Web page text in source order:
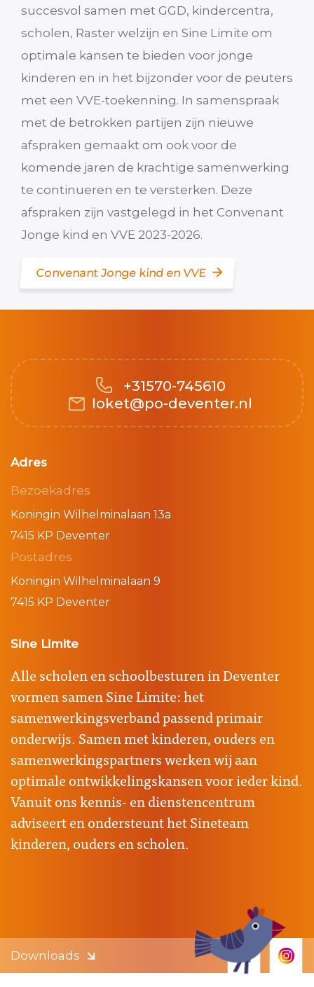
succesvol samen met GGD, kindercentra,
scholen, Raster welzijn en Sine Limite om
optimale kansen te bieden voor jonge
kinderen en in het bijzonder voor de peuters
met een VVE-toekenning. In samenspraak
met de betrokken partijen zijn nieuwe
afspraken gemaakt om ook voor de
komende jaren de krachtige samenwerking
te continueren en te versterken. Deze
afspraken zijn vastgelegd in het Convenant
Jonge kind en VVE 2023-2026.
Convenant Jonge kind en VVE
+31570-745610
loket@po-deventer.nl
Adres
Bezoekadres
Koningin Wilhelminalaan 13a
7415 KP Deventer
Postadres
Koningin Wilhelminalaan 9
7415 KP Deventer
Sine Limite
Alle scholen en schoolbesturen in Deventer
vormen samen Sine Limite: het
samenwerkingsverband passend primair
onderwijs. Samen met kinderen, ouders en
samenwerkingspartners werken wij aan
optimale ontwikkelingskansen voor ieder kind.
Vanuit ons kennis- en dienstencentrum
adviseert en ondersteunt het Sineteam
kinderen, ouders en scholen.
Downloads